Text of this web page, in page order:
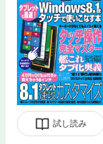
試し読み